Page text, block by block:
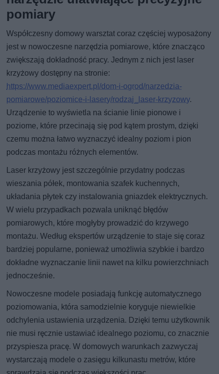
pomiary
Współczesny domowy warsztat coraz częściej wyposażony
jest w nowoczesne narzędzia pomiarowe, które znacząco
zwiększają dokładność pracy. Jednym z nich jest laser
krzyżowy dostępny na stronie:
https://www.mediaexpert.pl/dom-i-ogrod/narzedzia-
pomiarowe/poziomice-i-lasery/rodzaj_laser-krzyzowy.
Urządzenie to wyświetla na ścianie linie pionowe i
poziome, które przecinają się pod kątem prostym, dzięki
czemu można łatwo wyznaczyć idealny poziom i pion
podczas montażu różnych elementów.
Laser krzyżowy jest szczególnie przydatny podczas
wieszania półek, montowania szafek kuchennych,
układania płytek czy instalowania gniazdek elektrycznych.
W wielu przypadkach pozwala uniknąć błędów
pomiarowych, które mogłyby prowadzić do krzywego
montażu. Według ekspertów urządzenie to staje się coraz
bardziej popularne, ponieważ umożliwia szybkie i bardzo
dokładne wyznaczanie linii nawet na kilku powierzchniach
jednocześnie.
Nowoczesne modele posiadają funkcję automatycznego
poziomowania, która samodzielnie koryguje niewielkie
odchylenia ustawienia urządzenia. Dzięki temu użytkownik
nie musi ręcznie ustawiać idealnego poziomu, co znacznie
przyspiesza pracę. W domowych warunkach zazwyczaj
wystarczają modele o zasięgu kilkunastu metrów, które